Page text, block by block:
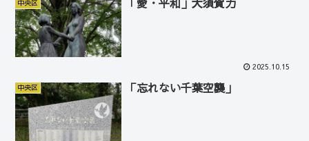
中央区
2025.10.15
中央区 「忘れない千葉空襲」